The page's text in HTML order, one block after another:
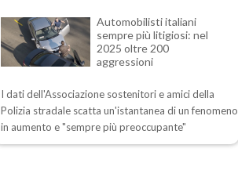
Automobilisti italiani
sempre più litigiosi: nel
2025 oltre 200
aggressioni
I dati dell'Associazione sostenitori e amici della
Polizia stradale scatta un'istantanea di un fenomeno
in aumento e "sempre più preoccupante"